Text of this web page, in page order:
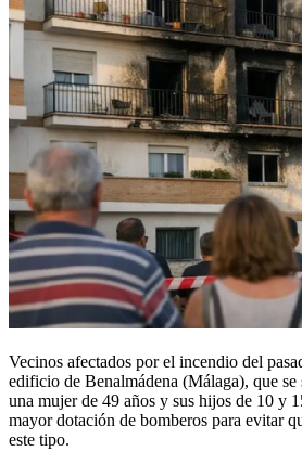
Vecinos afectados por el incendio del
edificio de Benalmádena (Málaga), que se
una mujer de 49 años y sus hijos de 10 y
mayor dotación de bomberos para evitar
este tipo.